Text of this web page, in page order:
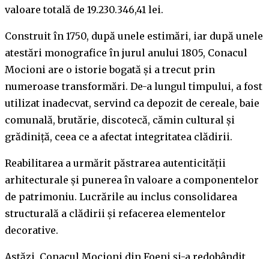
valoare totală de 19.230.346,41 lei.
Construit în 1750, după unele estimări, iar după unele
atestări monografice în jurul anului 1805, Conacul
Mocioni are o istorie bogată și a trecut prin
numeroase transformări. De-a lungul timpului, a fost
utilizat inadecvat, servind ca depozit de cereale, baie
comunală, brutărie, discotecă, cămin cultural și
grădiniță, ceea ce a afectat integritatea clădirii.
Reabilitarea a urmărit păstrarea autenticității
arhitecturale și punerea în valoare a componentelor
de patrimoniu. Lucrările au inclus consolidarea
structurală a clădirii și refacerea elementelor
decorative.